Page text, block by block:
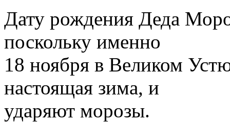
Дату рождения Деда
поскольку именно
18 ноября в Великом
настоящая зима, и
ударяют морозы.